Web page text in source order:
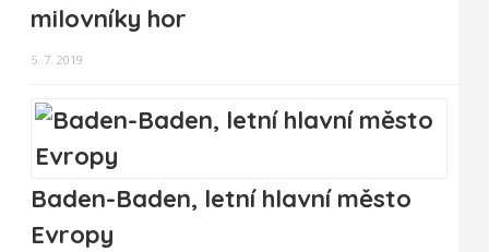
milovníky hor
5. 7. 2019
Baden-Baden, letní hlavní město
Evropy